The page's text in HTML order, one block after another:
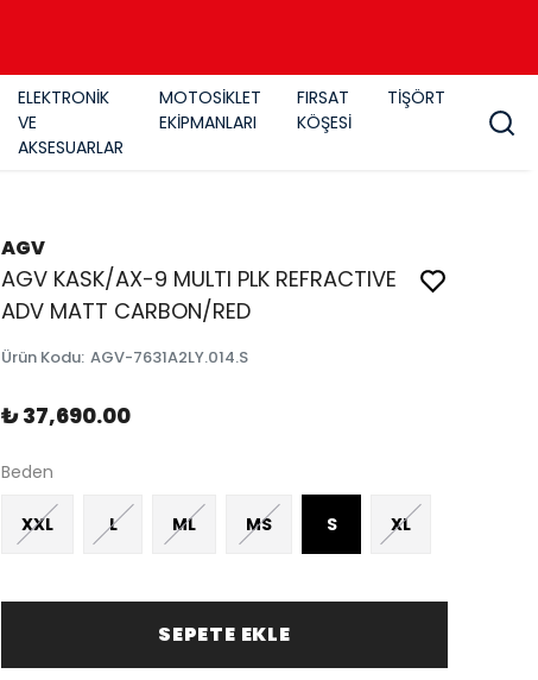
ELEKTRONİK
VE
AKSESUARLAR
MOTOSİKLET
EKİPMANLARI
FIRSAT
KÖŞESİ
TİŞÖRT
AGV
AGV KASK/AX-9 MULTI PLK REFRACTIVE
ADV MATT CARBON/RED
Ürün Kodu: AGV-7631A2LY.014.S
₺ 37,690.00
Beden
XXL L ML MS S XL
SEPETE EKLE